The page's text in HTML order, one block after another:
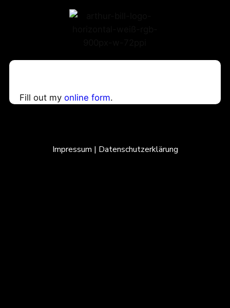
Fill out my online form.
Impressum | Datenschutzerklärung